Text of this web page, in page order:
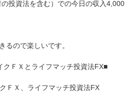
投資法を含む）での今日の収入4,000
るので楽しいです。
クＦＸとライフマッチ投資法FX■
ＦＸ、ライフマッチ投資法FX